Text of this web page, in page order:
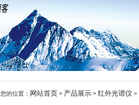
您的位置： 网站首页 > 产品展示 > 红外光谱仪 >